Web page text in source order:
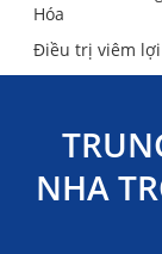
Hóa
Điều trị viêm lợi
NHA